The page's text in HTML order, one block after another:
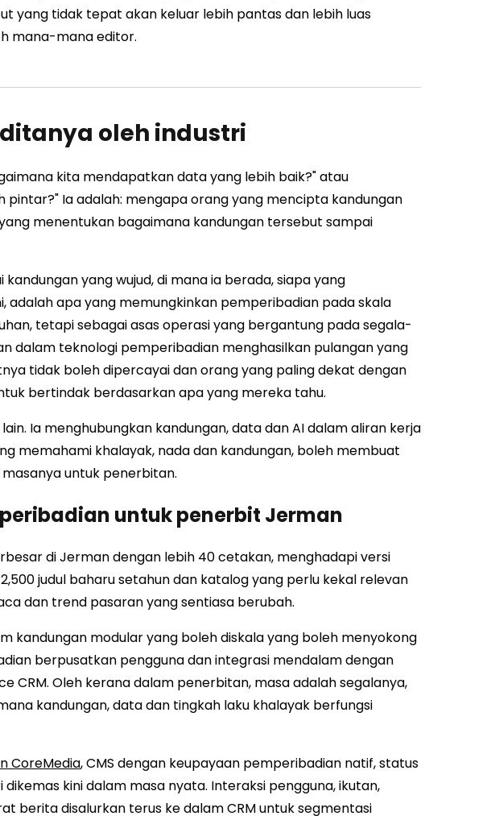
yang tidak tepat akan keluar lebih pantas dan lebih luas
mana-mana editor.
oleh industri
kita mendapatkan data yang lebih baik?" atau
pintar?" Ia adalah: mengapa orang yang mencipta kandungan
menentukan bagaimana kandungan tersebut sampai
yang wujud, di mana ia berada, siapa yang
adalah apa yang memungkinkan pemperibadian pada skala
tetapi sebagai asas operasi yang bergantung pada segala-
dalam teknologi pemperibadian menghasilkan pulangan yang
tidak boleh dipercayai dan orang yang paling dekat dengan
bertindak berdasarkan apa yang mereka tahu.
Ia menghubungkan kandungan, data dan AI dalam aliran kerja
memahami khalayak, nada dan kandungan, boleh membuat
untuk penerbitan.
untuk penerbit Jerman
di Jerman dengan lebih 40 cetakan, menghadapi versi
judul baharu setahun dan katalog yang perlu kekal relevan
dan trend pasaran yang sentiasa berubah.
kandungan modular yang boleh diskala yang boleh menyokong
berpusatkan pengguna dan integrasi mendalam dengan
CRM. Oleh kerana dalam penerbitan, masa adalah segalanya,
kandungan, data dan tingkah laku khalayak berfungsi
CoreMedia, CMS dengan keupayaan pemperibadian natif, status
kini dalam masa nyata. Interaksi pengguna, ikutan,
berita disalurkan terus ke dalam CRM untuk segmentasi